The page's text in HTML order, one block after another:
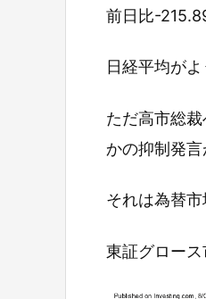
前日比-
日経平均が
ただ高市総
かの抑制発言
それは為替市
東証グロース